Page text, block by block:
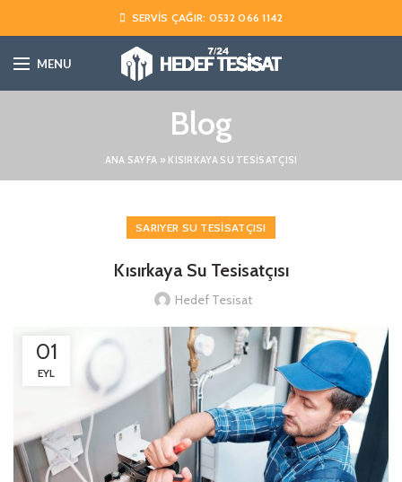
SERVIS ÇAĞIR: 0532 066 1142
MENU
Blog
ANA SAYFA » KISIRKAYA SU TESISATÇISI
SARIYER SU TESISATÇISI
Kısırkaya Su Tesisatçısı
Hedef Tesisat
01
EYL